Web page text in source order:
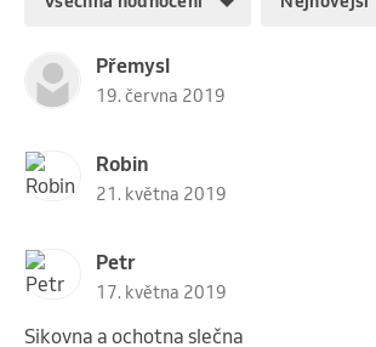
Přemysl
19. června 2019
Robin
21. května 2019
Petr
17. května 2019
Sikovna a ochotna slečna